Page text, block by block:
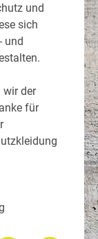
und
sich
und
wir der
für